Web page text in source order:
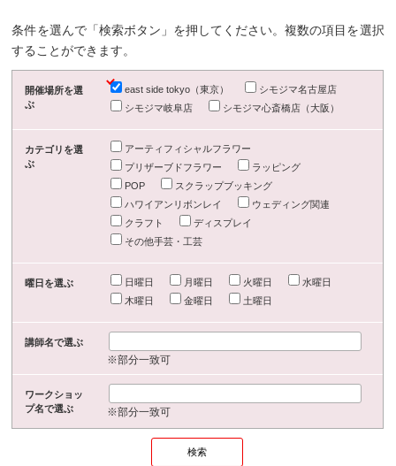
条件を選んで「検索ボタン」を押してください。複数の項目を選択
することができます。
開催場所を選
ぶ
east side tokyo（東京）
シモジマ名古屋店
シモジマ岐阜店
シモジマ心斎橋店（大阪）
カテゴリを選
ぶ
アーティフィシャルフラワー
プリザーブドフラワー
ラッピング
POP
スクラップブッキング
ハワイアンリボンレイ
ウェディング関連
クラフト
ディスプレイ
その他手芸・工芸
曜日を選ぶ 日曜日 月曜日 火曜日
水曜日
木曜日
金曜日 土曜日
講師名で選ぶ
※部分一致可
ワークショッ
プ名で選ぶ
※部分一致可